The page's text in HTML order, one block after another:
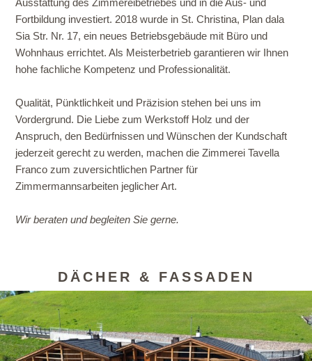
Fortbildung investiert. 2018 wurde in St. Christina, Plan dala
Sia Str. Nr. 17, ein neues Betriebsgebäude mit Büro und
Wohnhaus errichtet. Als Meisterbetrieb garantieren wir Ihnen
hohe fachliche Kompetenz und Professionalität.
Qualität, Pünktlichkeit und Präzision stehen bei uns im
Vordergrund. Die Liebe zum Werkstoff Holz und der
Anspruch, den Bedürfnissen und Wünschen der Kundschaft
jederzeit gerecht zu werden, machen die Zimmerei Tavella
Franco zum zuversichtlichen Partner für
Zimmermannsarbeiten jeglicher Art.
Wir beraten und begleiten Sie gerne.
DÄCHER & FASSADEN